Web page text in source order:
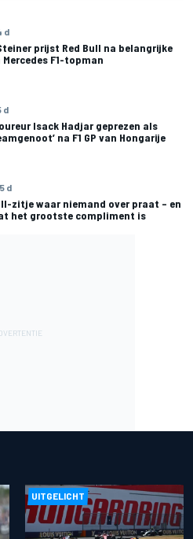
d
prijst Red Bull na belangrijke
F1-topman
d
Isack Hadjar geprezen als
na F1 GP van Hongarije
d
zitje waar niemand over praat – en
het grootste compliment is
UITGELICHT